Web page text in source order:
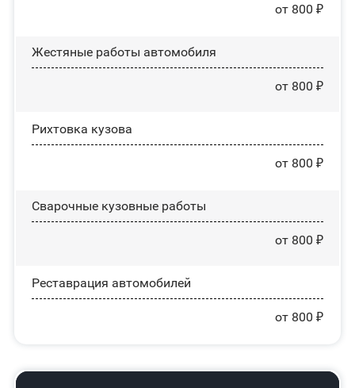
от 800 ₽
Жестяные работы автомобиля
от 800 ₽
Рихтовка кузова
от 800 ₽
Сварочные кузовные работы
от 800 ₽
Реставрация автомобилей
от 800 ₽